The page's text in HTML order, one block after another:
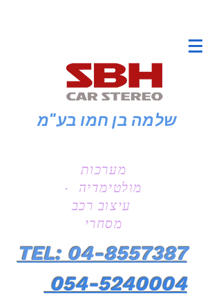
שלמה בן חמו בע"מ
מערכות
מולטימדיה ·
עיצוב רכב
מסחרי
TEL: 04-8557387
054-5240004